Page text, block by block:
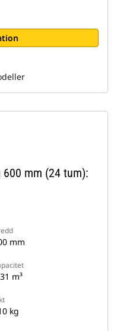
mm (24 tum):
mm
m³
kg